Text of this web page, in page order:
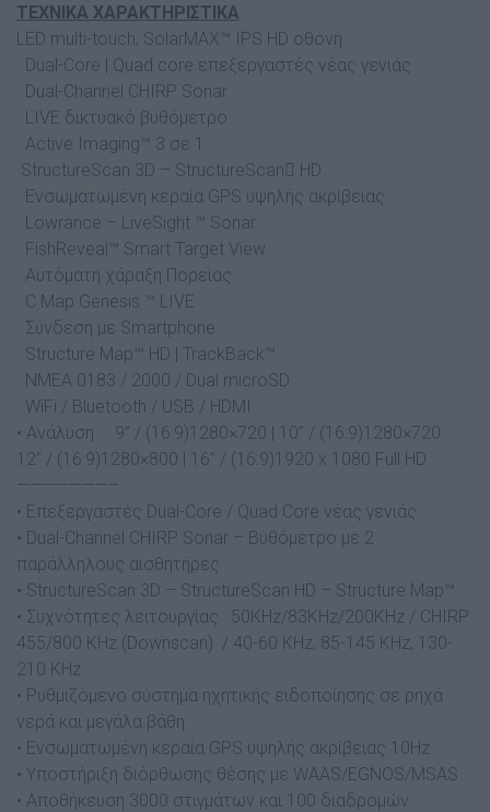
ΤΕΧΝΙΚΑ ΧΑΡΑΚΤΗΡΙΣΤΙΚΑ
LED multi-touch, SolarMAX™ IPS HD οθόνη
· Dual-Core | Quad core επεξεργαστές νέας γενιάς
· Dual-Channel CHIRP Sonar
· LIVE δικτυακό βυθόμετρο
· Active Imaging™ 3 σε 1
·StructureScan 3D – StructureScan HD
· Ενσωματωμένη κεραία GPS υψηλής ακρίβειας
· Lowrance – LiveSight ™ Sonar
· FishReveal™ Smart Target View
· Αυτόματη χάραξη Πορείας
· C Map Genesis ™ LIVE
· Σύνδεση με Smartphone
· Structure Map™ HD | TrackBack™
· NMEA 0183 / 2000 / Dual microSD
· WiFi / Bluetooth / USB / HDMI
• Ανάλυση : 9” / (16:9)1280×720 | 10” / (16:9)1280×720
12” / (16:9)1280×800 | 16” / (16:9)1920 x 1080 Full HD
———————–
• Επεξεργαστές Dual-Core / Quad Core νέας γενιάς
• Dual-Channel CHIRP Sonar – Βυθόμετρο με 2
παράλληλους αισθητήρες
• StructureScan 3D – StructureScan HD – Structure Map™
• Συχνότητες λειτουργίας : 50KHz/83KHz/200KHz / CHIRP
455/800 KHz (Downscan) / 40-60 KHz, 85-145 KHz, 130-
210 KHz
• Ρυθμιζόμενο σύστημα ηχητικής ειδοποίησης σε ρηχά
νερά και μεγάλα βάθη
• Ενσωματωμένη κεραία GPS υψηλής ακρίβειας 10Hz
• Υποστήριξη διόρθωσης θέσης με WAAS/EGNOS/MSAS
• Αποθήκευση 3000 στιγμάτων και 100 διαδρομών